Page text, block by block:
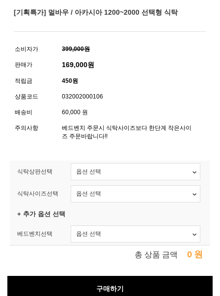
[기획특가] 멀바우 / 아카시아 1200~2000 선택형 식탁
소비자가 399,000원
판매가 169,000원
적립금 450원
상품코드 032002000106
배송비 60,000 원
주의사항
베드벤치 주문시 식탁사이즈보다 한단계 작은사이
즈 주문바랍니다!!
식탁상판선택
식탁사이즈선택
+ 추가 옵션 선택
베드벤치선택
총 상품 금액 0 원
구매하기